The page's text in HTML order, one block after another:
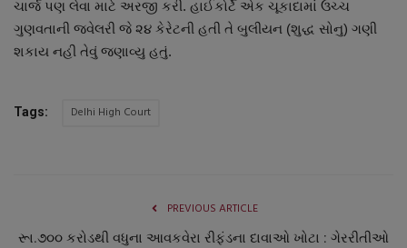
બોલિવૂડ
ચાર્જ પણ લેવા માટે અરજી કરી. હાઈકોર્ટે એક ચૂકાદામાં ઉચ્ચ
ગુણવતાની જવેલરી જે ૨૪ કેરેટની હતી તે બુલીયન (શુદ્ધ સોનુ) ગણી
શકાય નહી તેવું જણાવ્યુ હતું.
Tags: Delhi High Court
PREVIOUS ARTICLE
રૂા.૭૦૦ કરોડથી વધુના આવકવેરા રીફંડના દાવાઓ ખોટા : ગેરરીતીઓ